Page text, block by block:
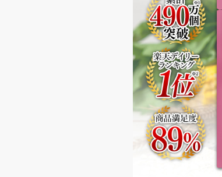
自然原料を使用しているため、粒ごとに色調
まれに体質・体調により合わない場合があり
疾病などで治療中の方、アレルギー体質の方
小児の手の届かないところに保存してください。
直射日光、高温多湿を避け、涼しいところに